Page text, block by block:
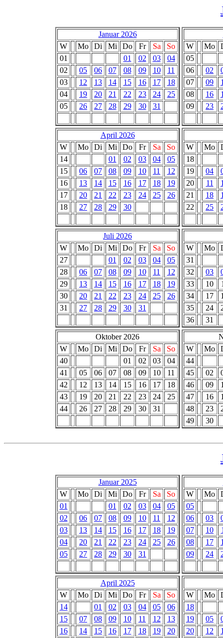
Januar 2026
W
Mo Di Mi Do Fr Sa
So
01
01 02 03
04
02
05 06 07 08 09 10
11
03
12 13 14 15 16 17
18
04
19 20 21 22 23 24
25
05
26 27 28 29 30 31
W
Mo
05
06
02
07
09
08
16
09
23
April 2026
W
Mo Di Mi Do Fr Sa
So
14
01 02 03 04
05
15
06 07 08 09 10 11
12
16
13 14 15 16 17 18
19
17
20 21 22 23 24 25
26
18
27 28 29 30
W Mo
18
19
04
20
11
21
18
22
25
Juli 2026
W
Mo Di Mi Do Fr Sa
So
27
01 02 03 04
05
28
06 07 08 09 10 11
12
29
13 14 15 16 17 18
19
30
20 21 22 23 24 25
26
31
27 28 29 30 31
W Mo
31
32
03
33
10
34
17
35
24
36
31
Oktober 2026
W
Mo Di Mi Do Fr Sa
So
40
01 02 03
04
41
05 06 07 08 09 10
11
42
12 13 14 15 16 17
18
43
19 20 21 22 23 24
25
44
26 27 28 29 30 31
W
Mo
44
45
02
46
09
47
16
48
23
49
30
Januar 2025
W
Mo Di Mi Do Fr Sa
So
01
01 02 03 04
05
02
06 07 08 09 10 11
12
03
13 14 15 16 17 18
19
04
20 21 22 23 24 25
26
05
27 28 29 30 31
W
Mo
05
06
03
07
10
08
17
09
24
April 2025
W
Mo Di Mi Do Fr Sa
So
14
01 02 03 04 05
06
15
07 08 09 10 11 12
13
16
14 15 16 17 18 19
20
W Mo
18
19
05
20
12